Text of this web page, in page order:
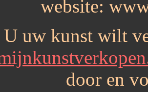
website:
uw kunst wilt
door en